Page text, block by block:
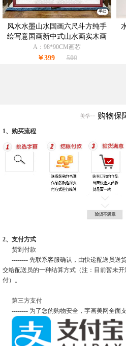
手绘
风水水墨山水国画六尺斗方纯手
绘写意国画新中式山水画实木画
框
A：98*90CM画芯
￥399 500
购物保
1、购买流程
2、支付方式
货到付款
-------- 先联系客服确认，由快递配送员送
交给配送员的一种结算方式（注：目前暂未
付）。
第三方支付
-------- 为了您的购物安全，字画美网全面支